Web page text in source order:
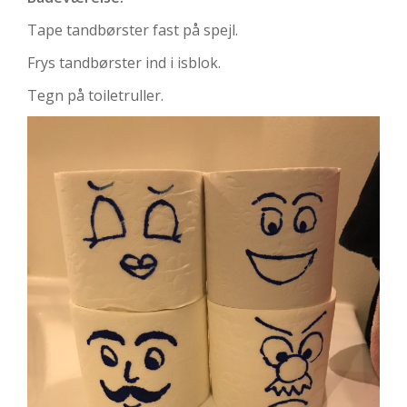
Tape tandbørster fast på spejl.
Frys tandbørster ind i isblok.
Tegn på toiletruller.